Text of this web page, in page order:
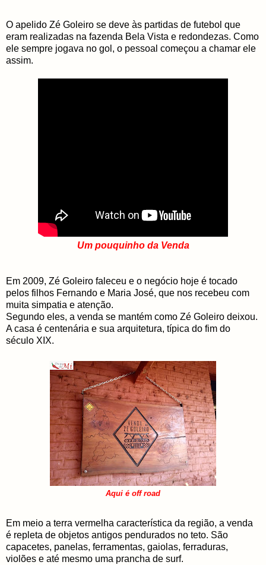
O apelido Zé Goleiro se deve às partidas de futebol que
eram realizadas na fazenda Bela Vista e redondezas. Como
ele sempre jogava no gol, o pessoal começou a chamar ele
assim.
Um pouquinho da Venda
Em 2009, Zé Goleiro faleceu e o negócio hoje é tocado
pelos filhos Fernando e Maria José, que nos recebeu com
muita simpatia e atenção.
Segundo eles, a venda se mantém como Zé Goleiro deixou.
A casa é centenária e sua arquitetura, típica do fim do
século XIX.
Aqui é off road
Em meio a terra vermelha característica da região, a venda
é repleta de objetos antigos pendurados no teto. São
capacetes, panelas, ferramentas, gaiolas, ferraduras,
violões e até mesmo uma prancha de surf.